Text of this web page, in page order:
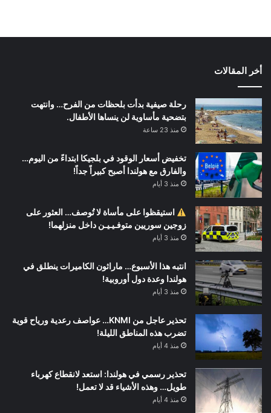
أخر المقالات
رحلة صيفية بدأت بلحظات من الفرح… وانتهت
بتضحية مأساوية لن ينساها الأطفال.
منذ 23 ساعة
تخفيض أسعار الوقود في بلجيكا ابتداءً من اليوم…
والفارق مع هولندا أصبح كبيراً جداً!
منذ 3 أيام
استيقظوا على مأساة لا تُوصف… العثور على
زوجين سوريين متوفـيـيـن داخل منزلهما!
منذ 3 أيام
انتبه هذا الأسبوع… ماراثون الكاميرات ينطلق في
هولندا وعدة دول أوروبية!
منذ 3 أيام
تحذير عاجل من KNMI… عواصف رعدية ورياح قوية
تضرب هذه المناطق الليلة!
منذ 4 أيام
تحذير رسمي في هولندا: استعد لانقطاع كهرباء
طويل… وهذه الأشياء قد لا تعمل!
منذ 4 أيام